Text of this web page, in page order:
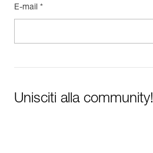
E-mail *
Unisciti alla community!